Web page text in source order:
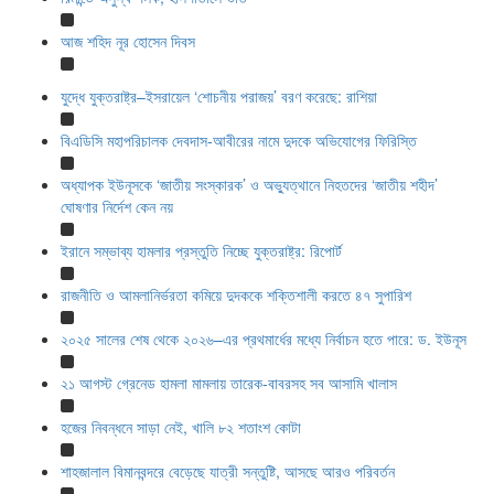
আজ শহিদ নূর হোসেন দিবস
যুদ্ধে যুক্তরাষ্ট্র–ইসরায়েল ‘শোচনীয় পরাজয়’ বরণ করেছে: রাশিয়া
বিএডিসি মহাপরিচালক দেবদাস-আবীরের নামে দুদকে অভিযোগের ফিরিস্তি
অধ্যাপক ইউনূসকে ‘জাতীয় সংস্কারক’ ও অভ্যুত্থানে নিহতদের ‘জাতীয় শহীদ’
ঘোষণার নির্দেশ কেন নয়
ইরানে সম্ভাব্য হামলার প্রস্তুতি নিচ্ছে যুক্তরাষ্ট্র: রিপোর্ট
রাজনীতি ও আমলানির্ভরতা কমিয়ে দুদককে শক্তিশালী করতে ৪৭ সুপারিশ
২০২৫ সালের শেষ থেকে ২০২৬–এর প্রথমার্ধের মধ্যে নির্বাচন হতে পারে: ড. ইউনূস
২১ আগস্ট গ্রেনেড হামলা মামলায় তারেক-বাবরসহ সব আসামি খালাস
হজের নিবন্ধনে সাড়া নেই, খালি ৮২ শতাংশ কোটা
শাহজালাল বিমানবন্দরে বেড়েছে যাত্রী সন্তুষ্টি, আসছে আরও পরিবর্তন